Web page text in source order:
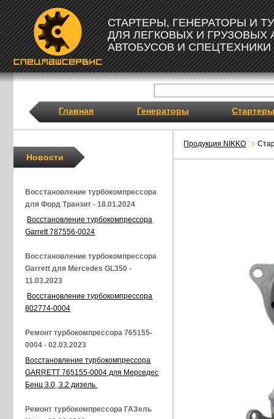
СТАРТЕРЫ, ГЕНЕРАТОРЫ И
ДЛЯ ЛЕГКОВЫХ И ГРУЗОВЫХ
АВТОБУСОВ И СПЕЦТЕХНИКИ
Главная Генераторы Стартеры
Продукция NIKKO
Новости
Восстановление турбокомпрессора
для Форд Транзит - 18.01.2024
Восстановление турбокомпрессора
Garrett 787556-0024
Восстановление турбокомпрессора
Garrett для Mercedes GL350 -
11.03.2023
Восстановление турбокомпрессора
802774-0004
Ремонт турбокомпрессора 765155-
0004 - 02.03.2023
Восстановление турбокомпрессора
GARRETT 765155-0004 для Мерседес
Бенц 3.0, 3.2 дизель
Ремонт турбокомпрессора ГАЗель